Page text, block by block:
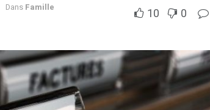
Dans Famille
10 0